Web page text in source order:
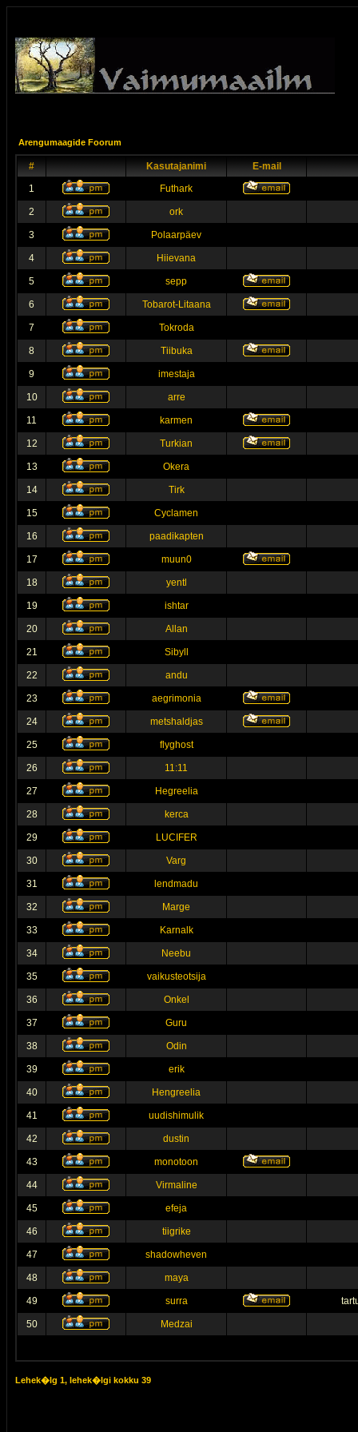
Arengumaagide Foorum
# Kasutajanimi
E-mail
1
Futhark
2 ork
3 Polaarpäev
4 Hiievana
5 sepp
6 Tobarot-Litaana
7 Tokroda
8 Tiibuka
9 imestaja
10 arre
11 karmen
12 Turkian
13 Okera
14 Tirk
15 Cyclamen
16 paadikapten
17 muun0
18 yentl
19 ishtar
20 Allan
21 Sibyll
22 andu
23 aegrimonia
24 metshaldjas
25 flyghost
26 11:11
27 Hegreelia
28 kerca
29 LUCIFER
30 Varg
31 lendmadu
32 Marge
33 Karnalk
34 Neebu
35 vaikusteotsija
36 Onkel
37 Guru
38 Odin
39 erik
40 Hengreelia
41 uudishimulik
42 dustin
43 monotoon
44 Virmaline
45 efeja
46 tiigrike
47 shadowheven
48 maya
49 surra
50 Medzai
Lehek�lg 1, lehek�lgi kokku 39